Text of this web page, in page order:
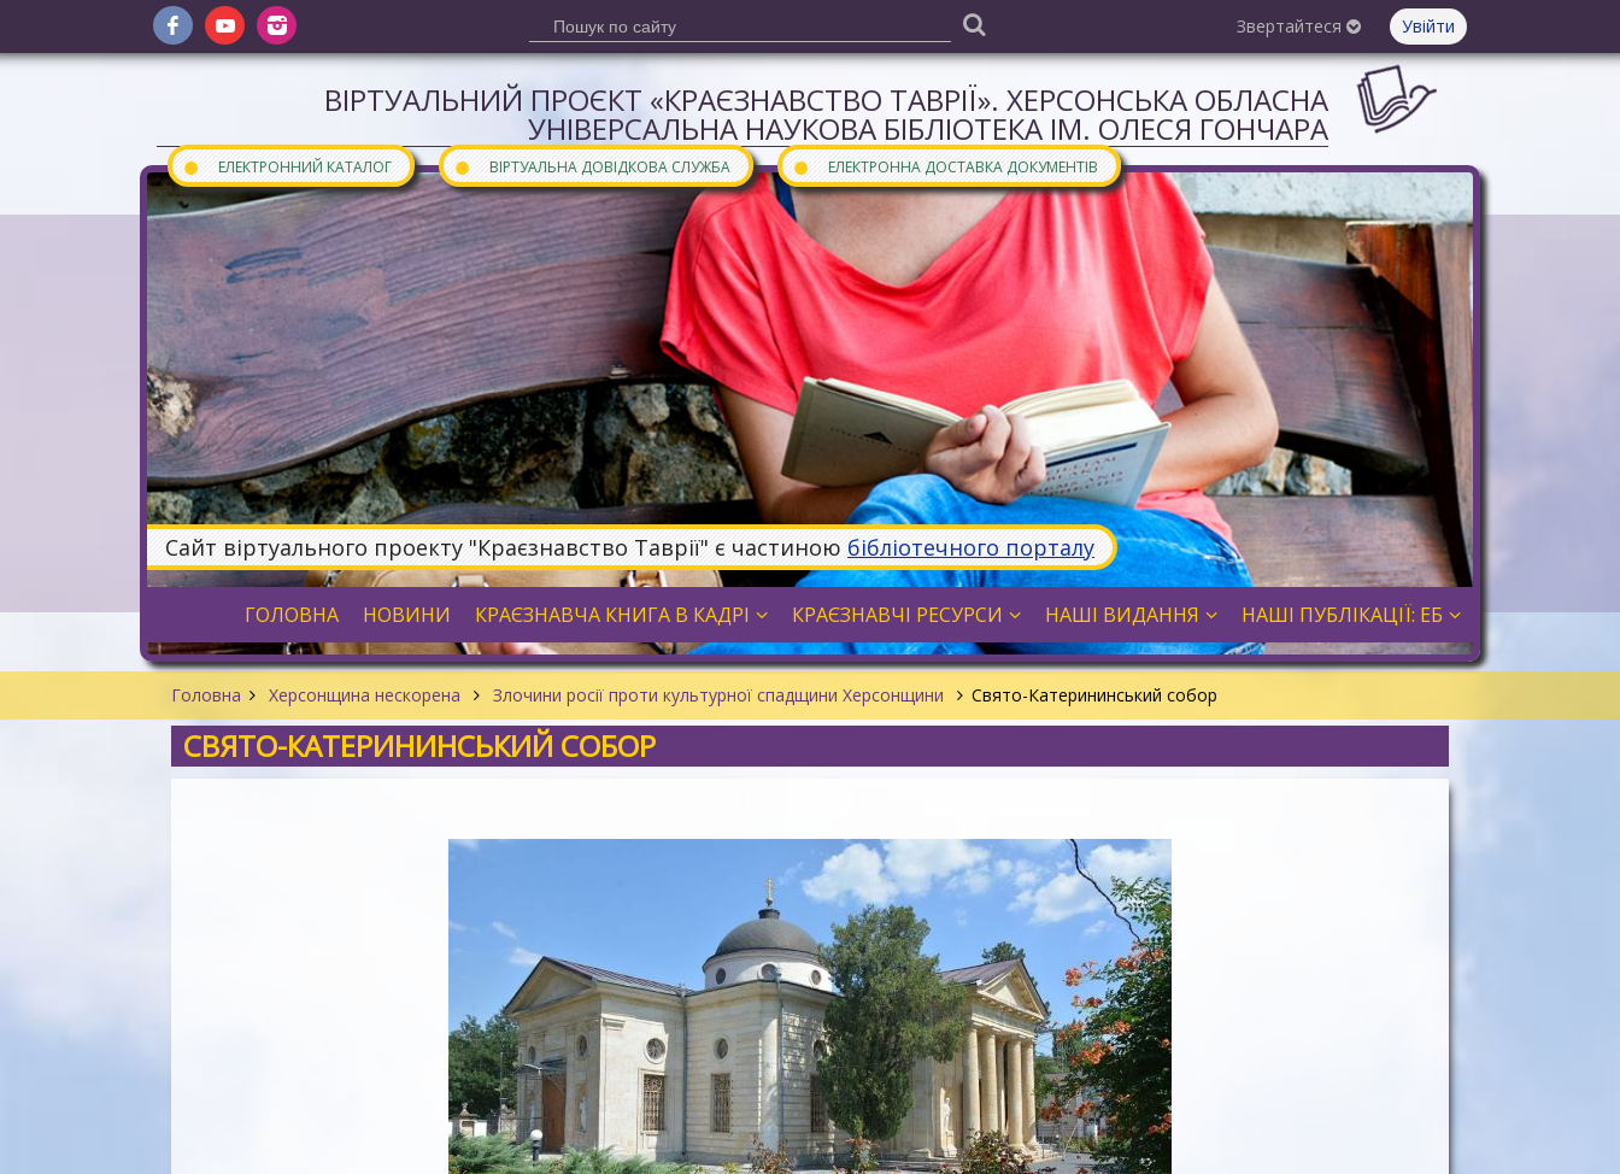
Звертайтеся Увійти
ВІРТУАЛЬНИЙ ПРОЄКТ «КРАЄЗНАВСТВО ТАВРІЇ». ХЕРСОНСЬКА ОБЛАСНА
УНІВЕРСАЛЬНА НАУКОВА БІБЛІОТЕКА ІМ. ОЛЕСЯ ГОНЧАРА
● ЕЛЕКТРОННИЙ КАТАЛОГ ● ВІРТУАЛЬНА ДОВІДКОВА СЛУЖБА ● ЕЛЕКТРОННА ДОСТАВКА ДОКУМЕНТІВ
Сайт віртуального проекту "Краєзнавство Таврії" є частиною бібліотечного порталу
ГОЛОВНА НОВИНИ КРАЄЗНАВЧА КНИГА В КАДРІ КРАЄЗНАВЧІ РЕСУРСИ НАШІ ВИДАННЯ НАШІ ПУБЛІКАЦІЇ: ЕБ
Головна Херсонщина нескорена Злочини росії проти культурної спадщини Херсонщини Свято-Катерининський собор
СВЯТО-КАТЕРИНИНСЬКИЙ СОБОР